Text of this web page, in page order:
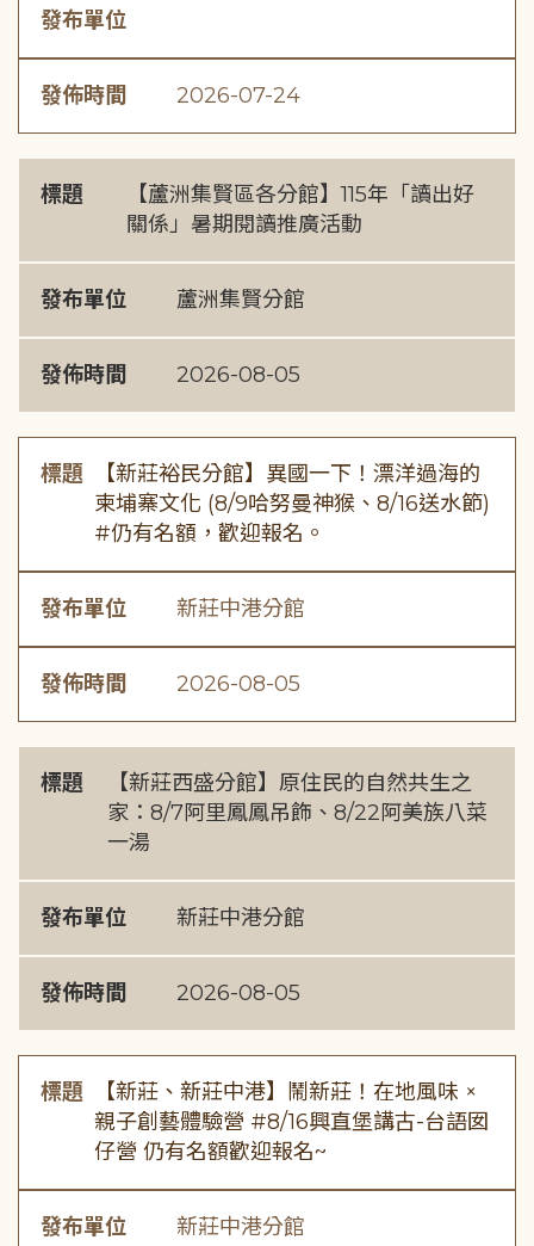
發布單位
發佈時間 2026-07-24
標題
【蘆洲集賢區各分館】115年「讀出好
關係」暑期閱讀推廣活動
發布單位 蘆洲集賢分館
發佈時間 2026-08-05
標題
【新莊裕民分館】異國一下！漂洋過海的
柬埔寨文化 (8/9哈努曼神猴、8/16送水節)
#仍有名額，歡迎報名。
發布單位 新莊中港分館
發佈時間 2026-08-05
標題
【新莊西盛分館】原住民的自然共生之
家：8/7阿里鳳鳳吊飾、8/22阿美族八菜
一湯
發布單位 新莊中港分館
發佈時間 2026-08-05
標題
【新莊、新莊中港】鬧新莊！在地風味 ×
親子創藝體驗營 #8/16興直堡講古-台語囡
仔營 仍有名額歡迎報名~
發布單位 新莊中港分館